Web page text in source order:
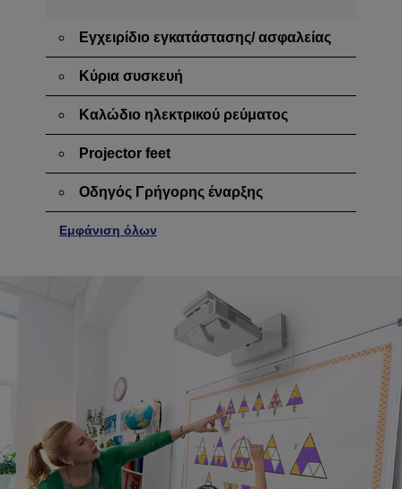
Εγχειρίδιο εγκατάστασης/ ασφαλείας
Κύρια συσκευή
Καλώδιο ηλεκτρικού ρεύματος
Projector feet
Οδηγός Γρήγορης έναρξης
Εμφάνιση όλων